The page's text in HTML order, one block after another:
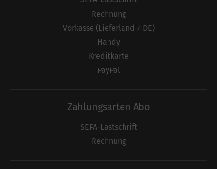
Rechnung
Vorkasse (Lieferland ≠ DE)
Handy
Kreditkarte
PayPal
Zahlungsarten Abo
SEPA-Lastschrift
Rechnung